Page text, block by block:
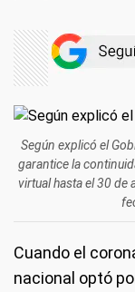
Según explicó el
garantice la
virtual hasta el 30 de
Cuando el
nacional optó